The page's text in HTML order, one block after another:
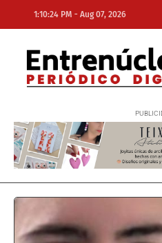
1:10:24 PM - Aug 07, 2026
NE